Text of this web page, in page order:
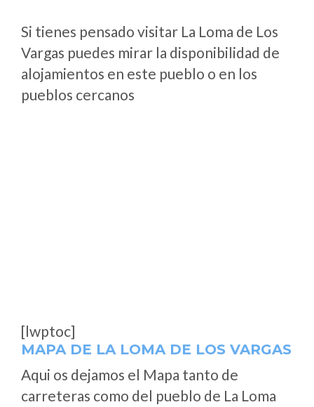
Si tienes pensado visitar La Loma de Los
Vargas puedes mirar la disponibilidad de
alojamientos en este pueblo o en los
pueblos cercanos
[lwptoc]
MAPA DE LA LOMA DE LOS VARGAS
Aqui os dejamos el Mapa tanto de
carreteras como del pueblo de La Loma